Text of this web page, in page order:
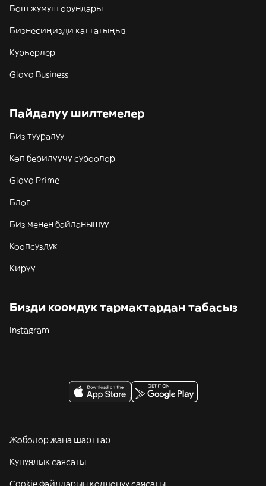
Бош жумуш орундары
Бизнесиңизди каттатыңыз
Курьерлер
Glovo Business
Пайдалуу шилтемелер
Биз тууралуу
Көп берилүүчү суроолор
Glovo Prime
Блог
Биз менен байланышуу
Коопсуздук
Кирүү
Бизди коомдук тармактардан табасыз
Instagram
Жоболор жана шарттар
Купуялык саясаты
Cookie файлдарын колдонуу саясаты